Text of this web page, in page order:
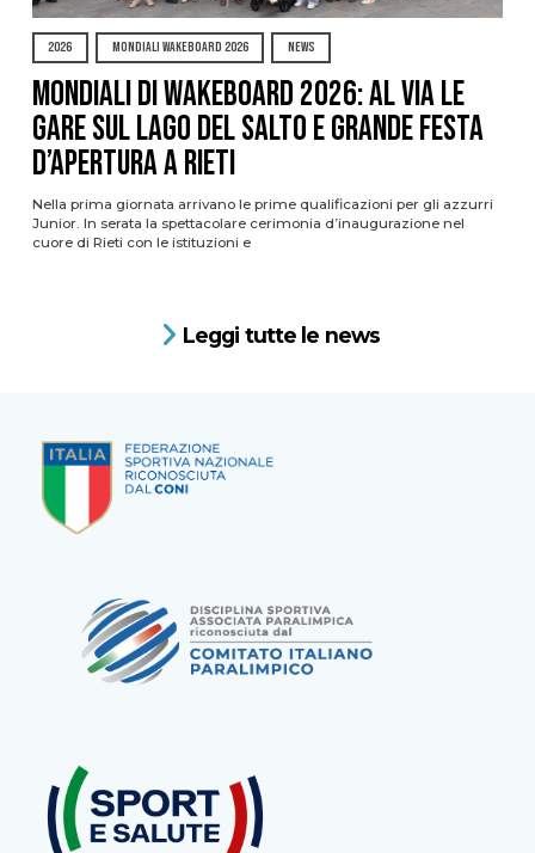
2026 MONDIALI WAKEBOARD 2026 NEWS
Mondiali di Wakeboard 2026: al via le
gare sul Lago del Salto e grande festa
d’apertura a Rieti
Nella prima giornata arrivano le prime qualificazioni per gli azzurri
Junior. In serata la spettacolare cerimonia d’inaugurazione nel
cuore di Rieti con le istituzioni e
Leggi tutte le news